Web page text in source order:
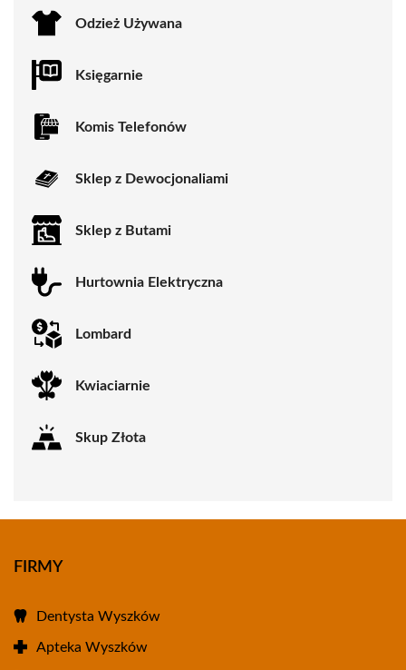
Odzież Używana
Księgarnie
Komis Telefonów
Sklep z Dewocjonaliami
Sklep z Butami
Hurtownia Elektryczna
Lombard
Kwiaciarnie
Skup Złota
FIRMY
Dentysta Wyszków
Apteka Wyszków